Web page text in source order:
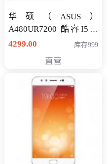
华硕（ASUS）
A480UR7200 酷睿I5超
薄学生办公游戏独显笔
NV930-2G独
4299.00 库存999
直营